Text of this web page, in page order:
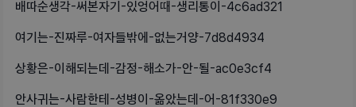
배따순생각-써본자기-있엉어때-생리통이-4c6ad321
여기는-진짜루-여자들밖에-없는거양-7d8d4934
상황은-이해되는데-감정-해소가-안-될-ac0e3cf4
안사귀는-사람한테-성병이-옮았는데-어-81f330e9